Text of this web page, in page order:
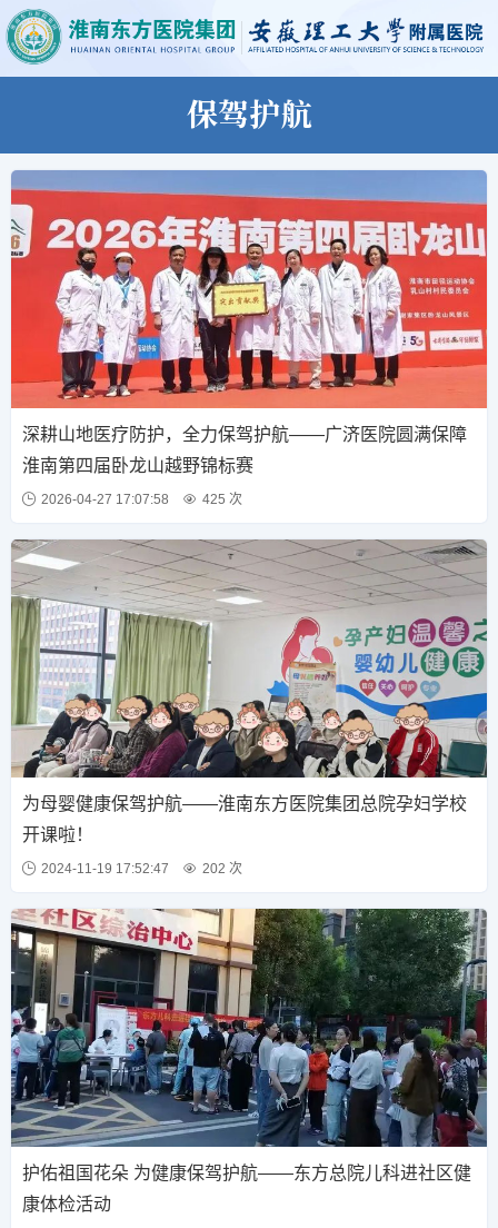
保驾护航
深耕山地医疗防护，全力保驾护航——广济医院圆满保障
淮南第四届卧龙山越野锦标赛
2026-04-27 17:07:58 425 次
为母婴健康保驾护航——淮南东方医院集团总院孕妇学校
开课啦！
2024-11-19 17:52:47 202 次
护佑祖国花朵 为健康保驾护航——东方总院儿科进社区健
康体检活动